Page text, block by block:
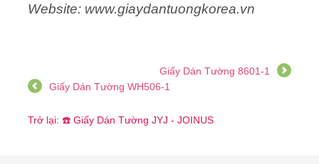
Website: www.giaydantuongkorea.vn
Giấy Dán Tường 8601-1
Giấy Dán Tường WH506-1
Trở lại: ☎️ Giấy Dán Tường JYJ - JOINUS